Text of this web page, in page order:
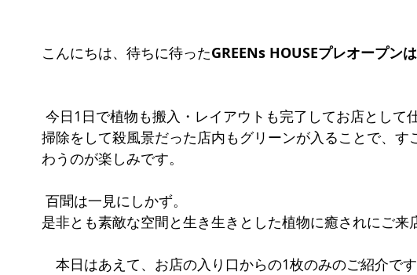
こんにちは、待ちに待ったGREENs HOUSEプレオープン
今日1日で植物も搬入・レイアウトも完了してお店として
掃除をして殺風景だった店内もグリーンが入ることで、す
わうのが楽しみです。
百聞は一見にしかず。
是非とも素敵な空間と生き生きとした植物に癒されにご来
本日はあえて、お店の入り口からの1枚のみのご紹介です